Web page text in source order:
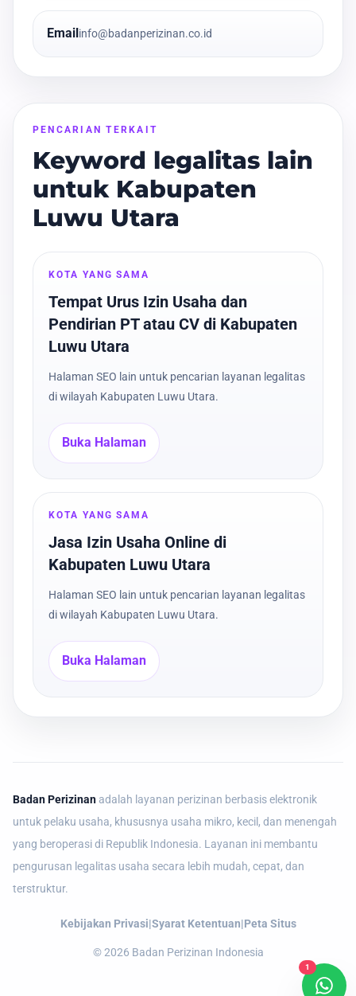
Email info@badanperizinan.co.id
PENCARIAN TERKAIT
Keyword legalitas lain
untuk Kabupaten
Luwu Utara
KOTA YANG SAMA
Tempat Urus Izin Usaha dan
Pendirian PT atau CV di Kabupaten
Luwu Utara
Halaman SEO lain untuk pencarian layanan legalitas
di wilayah Kabupaten Luwu Utara.
Buka Halaman
KOTA YANG SAMA
Jasa Izin Usaha Online di
Kabupaten Luwu Utara
Halaman SEO lain untuk pencarian layanan legalitas
di wilayah Kabupaten Luwu Utara.
Buka Halaman
Badan Perizinan adalah layanan perizinan berbasis elektronik
untuk pelaku usaha, khususnya usaha mikro, kecil, dan menengah
yang beroperasi di Republik Indonesia. Layanan ini membantu
pengurusan legalitas usaha secara lebih mudah, cepat, dan
terstruktur.
Kebijakan Privasi|Syarat Ketentuan|Peta Situs
©2026 Badan Perizinan Indonesia
1